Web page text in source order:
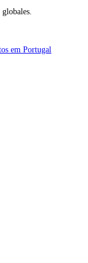
globales.
em Portugal